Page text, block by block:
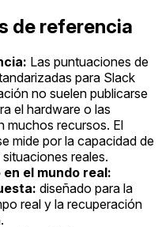
de referencia
Las puntuaciones de
para Slack
no suelen publicarse
el hardware o las
muchos recursos. El
mide por la capacidad de
reales.
el mundo real:
diseñado para la
real y la recuperación